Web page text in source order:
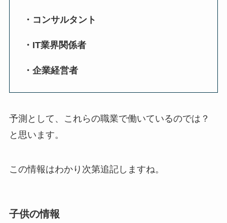
・コンサルタント
・IT業界関係者
・企業経営者
予測として、これらの職業で働いているのでは？
と思います。
この情報はわかり次第追記しますね。
子供の情報